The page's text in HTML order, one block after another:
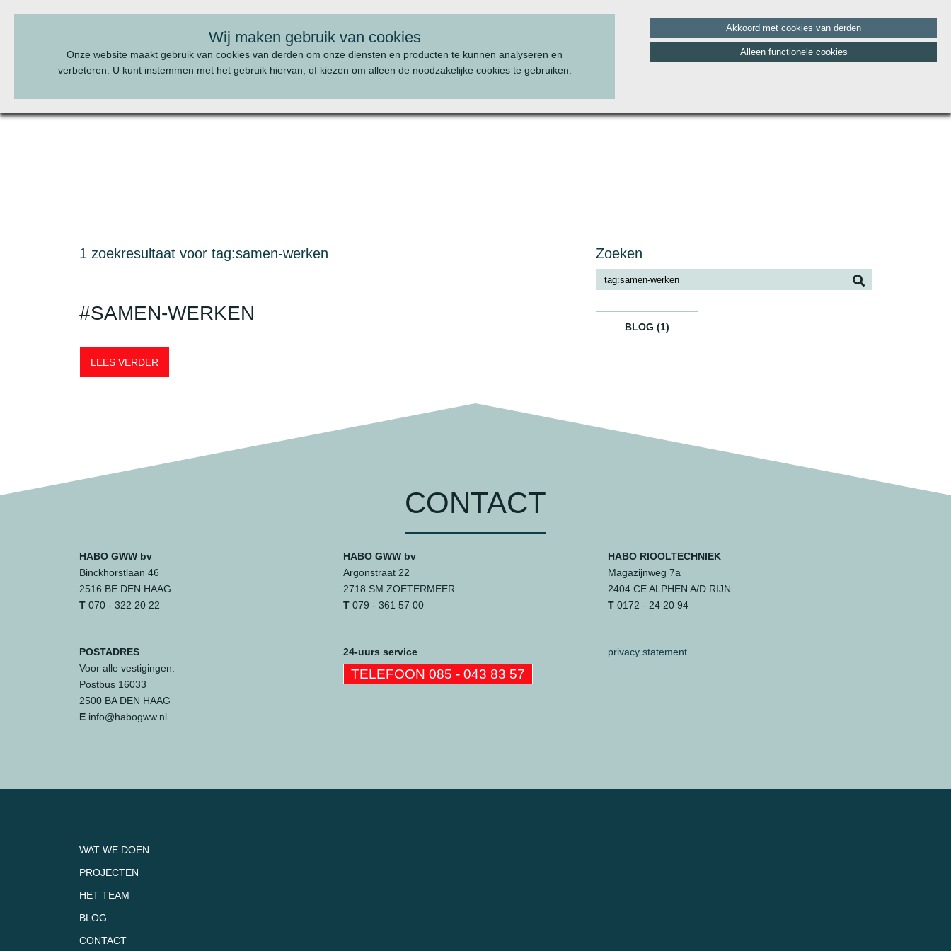
Wij maken gebruik van cookies
Onze website maakt gebruik van cookies van derden om onze diensten en producten te kunnen analyseren en
verbeteren. U kunt instemmen met het gebruik hiervan, of kiezen om alleen de noodzakelijke cookies te gebruiken.
Akkoord met cookies van derden
Alleen functionele cookies
BEL ONS:070 - 322 20 22
Zoeken
BLOG (1)
1 zoekresultaat voor tag:samen-werken
#SAMEN-WERKEN
LEES VERDER
CONTACT
HABO GWW bv
Binckhorstlaan 46
2516 BE DEN HAAG
T 070 - 322 20 22
HABO GWW bv
Argonstraat 22
2718 SM ZOETERMEER
T 079 - 361 57 00
HABO RIOOLTECHNIEK
Magazijnweg 7a
2404 CE ALPHEN A/D RIJN
T0172 - 24 20 94
POSTADRES
Voor alle vestigingen:
Postbus 16033
2500 BA DEN HAAG
E info@habogww.nl
24-uurs service
TELEFOON 085 - 043 83 57
privacy statement
WAT WE DOEN
PROJECTEN
HET TEAM
BLOG
CONTACT